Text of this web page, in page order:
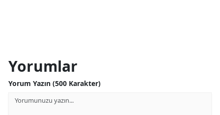
Yorumlar
Yorum Yazın (500 Karakter)